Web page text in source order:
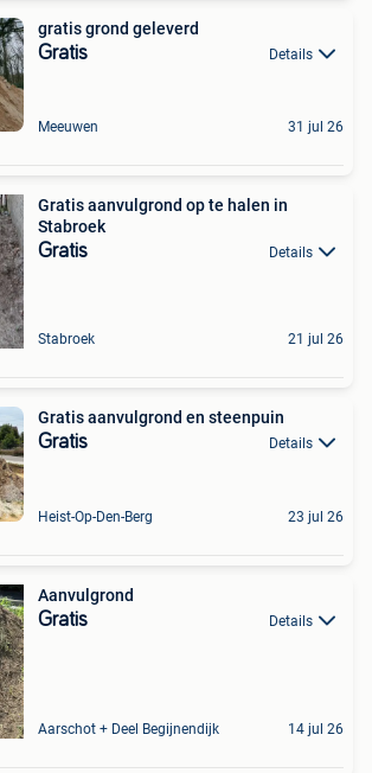
gratis grond geleverd
Gratis Details
Meeuwen 31 jul 26
Gratis aanvulgrond op te halen in
Stabroek
Gratis Details
Stabroek 21 jul 26
Gratis aanvulgrond en steenpuin
Gratis Details
Heist-Op-Den-Berg 23 jul 26
Aanvulgrond
Gratis Details
Aarschot + Deel Begijnendijk 14 jul 26